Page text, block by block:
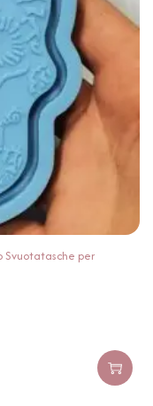
Svuotatasche per